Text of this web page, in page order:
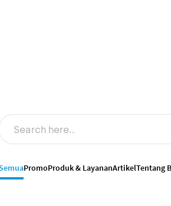
PromoProduk & LayananArtikelTentang